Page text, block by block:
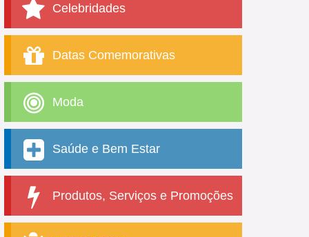
Celebridades
Datas Comemorativas
Moda
Saúde e Bem Estar
Produtos, Serviços e Promoções